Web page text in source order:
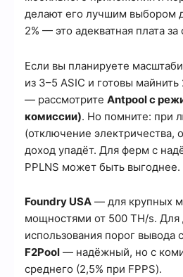
делают его лучшим выбором
2% — это адекватная плата за
Если вы планируете
из 3–5 ASIC и готовы
— рассмотрите Antpool с
комиссии). Но помните: при
(отключение электричества,
доход упадёт. Для ферм с
PPLNS может быть выгоднее.
Foundry USA — для крупных
мощностями от 500 TH/s.
использования порог вывода
F2Pool — надёжный, но с
среднего (2,5% при FPPS).